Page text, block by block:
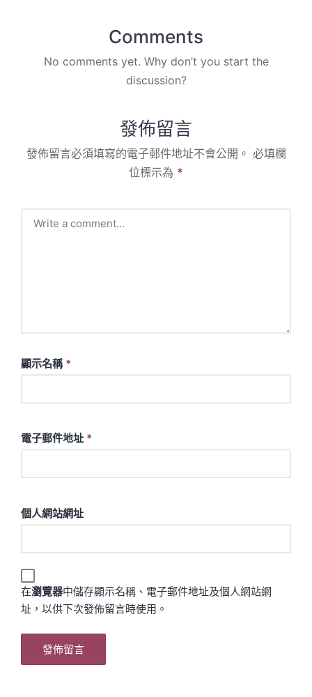
Comments
No comments yet. Why don’t you start the
discussion?
發佈留言
發佈留言必須填寫的電子郵件地址不會公開。 必填欄
位標示為 *
顯示名稱 *
電子郵件地址 *
個人網站網址
在瀏覽器中儲存顯示名稱、電子郵件地址及個人網站網
址，以供下次發佈留言時使用。